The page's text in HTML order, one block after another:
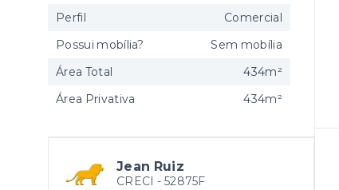
Perfil
Comercial
Possui mobília?
Sem mobília
Área Total
434m²
Área Privativa
434m²
Jean Ruiz
CRECI - 52875F